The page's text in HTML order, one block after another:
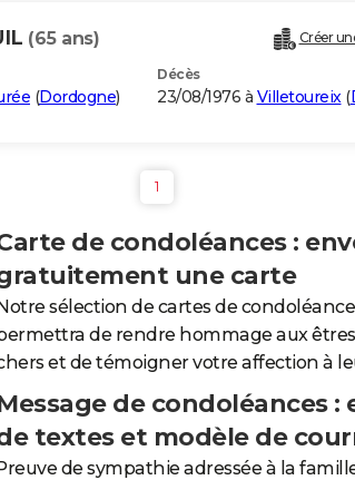
(65 ans) Créer
(Dordogne)
Décès
23/08/1976 à Villetoureix(
1
de condoléances :
une carte
Notre sélection de cartes de
de rendre hommage aux
et de témoigner votre affection à
de condoléances :
textes et modèle de
Preuve de sympathie adressée à la